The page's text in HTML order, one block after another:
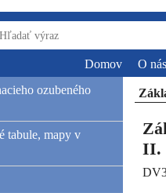
Domov O nás
ozubeného
tabule, mapy v
II.